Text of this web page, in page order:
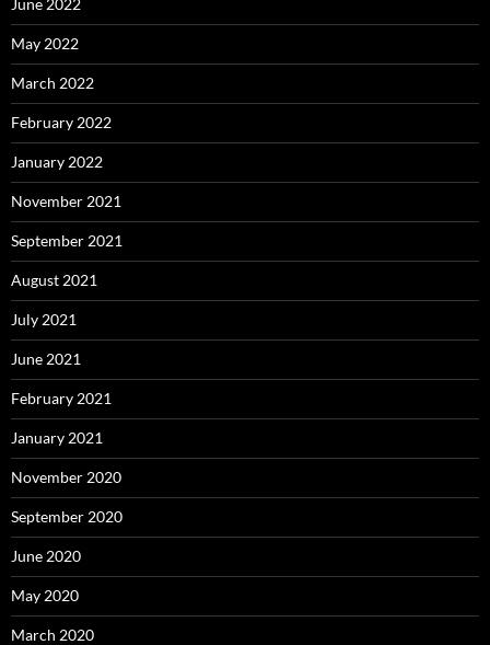
May 2022
March 2022
February 2022
January 2022
November 2021
September 2021
August 2021
July 2021
June 2021
February 2021
January 2021
November 2020
September 2020
June 2020
May 2020
March 2020